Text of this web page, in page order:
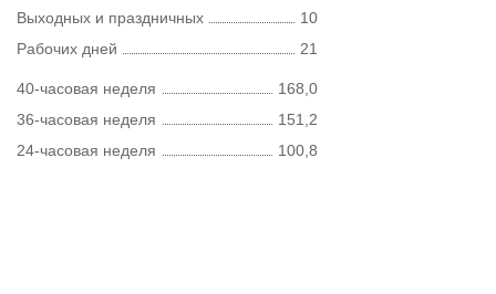
Выходных и праздничных
10
Рабочих дней
21
40-часовая неделя
168,0
36-часовая неделя
151,2
24-часовая неделя
100,8